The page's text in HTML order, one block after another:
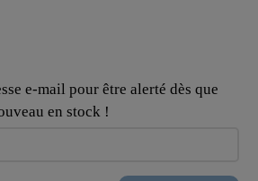
e-mail pour être alerté dès que
en stock !